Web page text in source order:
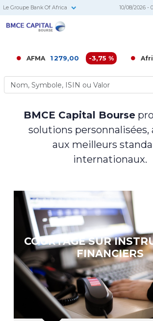
Le Groupe Bank Of Africa 10/08/2026 -
AFMA 1 279,00 -3,75 % Afric
BMCE Capital Bourse
solutions personnalisées,
aux meilleurs
internationaux.
COURTAGE SUR
FINANCIERS